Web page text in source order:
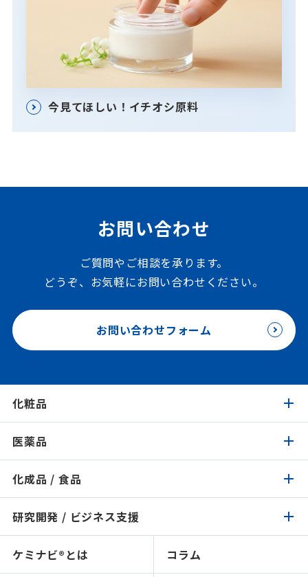
今見てほしい！イチオシ原料
お問い合わせ
ご質問やご相談を承ります。
どうぞ、お気軽にお問い合わせください。
お問い合わせフォーム
化粧品
化粧品トップ
製品検索
イチオシ原料
認証 / サステナビリティ
医薬品
医薬品トップ
製品検索
イチオシ原料
化成品 / 食品
化成品 / 食品トップ
製品検索
研究開発 / ビジネス支援
研究開発 / ビジネス支援トップ
ケミナビ®とは コラム